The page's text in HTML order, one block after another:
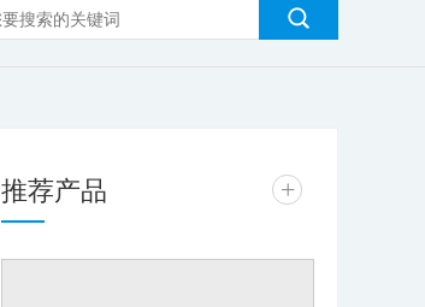
推荐产品 +